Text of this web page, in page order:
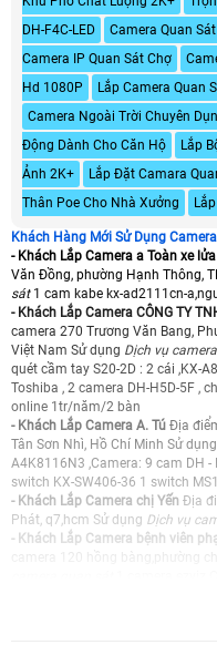
DH-F4C-LED
Camera Quan
Camera IP Quan Sát Chợ
Hd 1080P
Lắp Camera Quan
Camera Ngoài Trời Chuyên
Động Dành Cho Căn Hộ
Lắp
Ảnh 2K+
Lắp Đặt Camara
Thân Poe Cho Nhà Xưởng
Khách Hàng Mới Sử Dụng
- Khách Lắp Camera a Toàn xe lửa
Văn Đồng, phường Hạnh Thông,
sát 1 cam kabe kx-ad2111cn-
- Khách Lắp Camera CÔNG TY
camera 270 Trương Văn Bang,
Việt Nam Sử dụng Dịch vụ
quét cầm tay S20-2D : 2 cái ,KX-
Toshiba , 2 camera DH-H5D-5F ,
online 1tr/năm/2 bàn
- Khách Lắp Camera A. Tú Địa
Tân Sơn Nhì, Hồ Chí Minh Sử dụng
A4K8116N3 ,Camera: 9 cam DH -
switch KX-SW406-36 1 switch
- Khách Lắp Camera chị Yến Địa
Phát, q7,hcm Sử dụng Dịch vụ
- Khách Lắp Camera bệnh viên
Địa